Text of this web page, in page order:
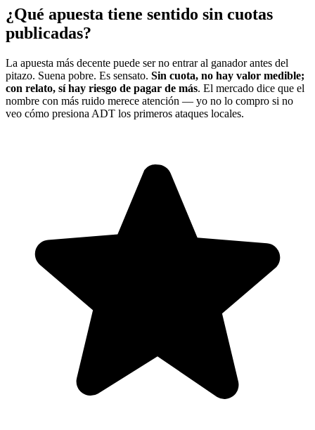
¿Qué apuesta tiene sentido sin cuotas
publicadas?
La apuesta más decente puede ser no entrar al ganador antes del
pitazo. Suena pobre. Es sensato. Sin cuota, no hay valor medible;
con relato, sí hay riesgo de pagar de más. El mercado dice que el
nombre con más ruido merece atención — yo no lo compro si no
veo cómo presiona ADT los primeros ataques locales.